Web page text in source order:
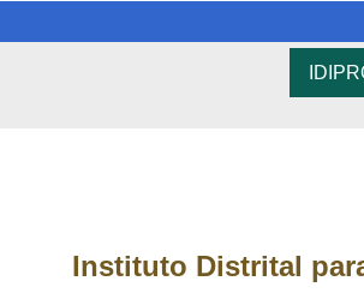
Instituto Distrital